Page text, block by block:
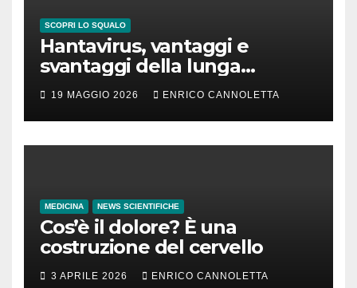
SCOPRI LO SQUALO
Hantavirus, vantaggi e
svantaggi della lunga
incubazione
19 MAGGIO 2026 ENRICO CANNOLETTA
MEDICINA NEWS SCIENTIFICHE
Cos’è il dolore? È una
costruzione del cervello
3 APRILE 2026 ENRICO CANNOLETTA